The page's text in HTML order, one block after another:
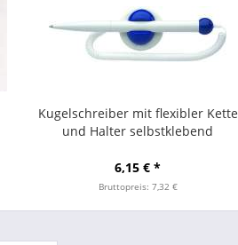
Kugelschreiber mit flexibler Kette
und Halter selbstklebend
6,15 € *
Bruttopreis: 7,32 €